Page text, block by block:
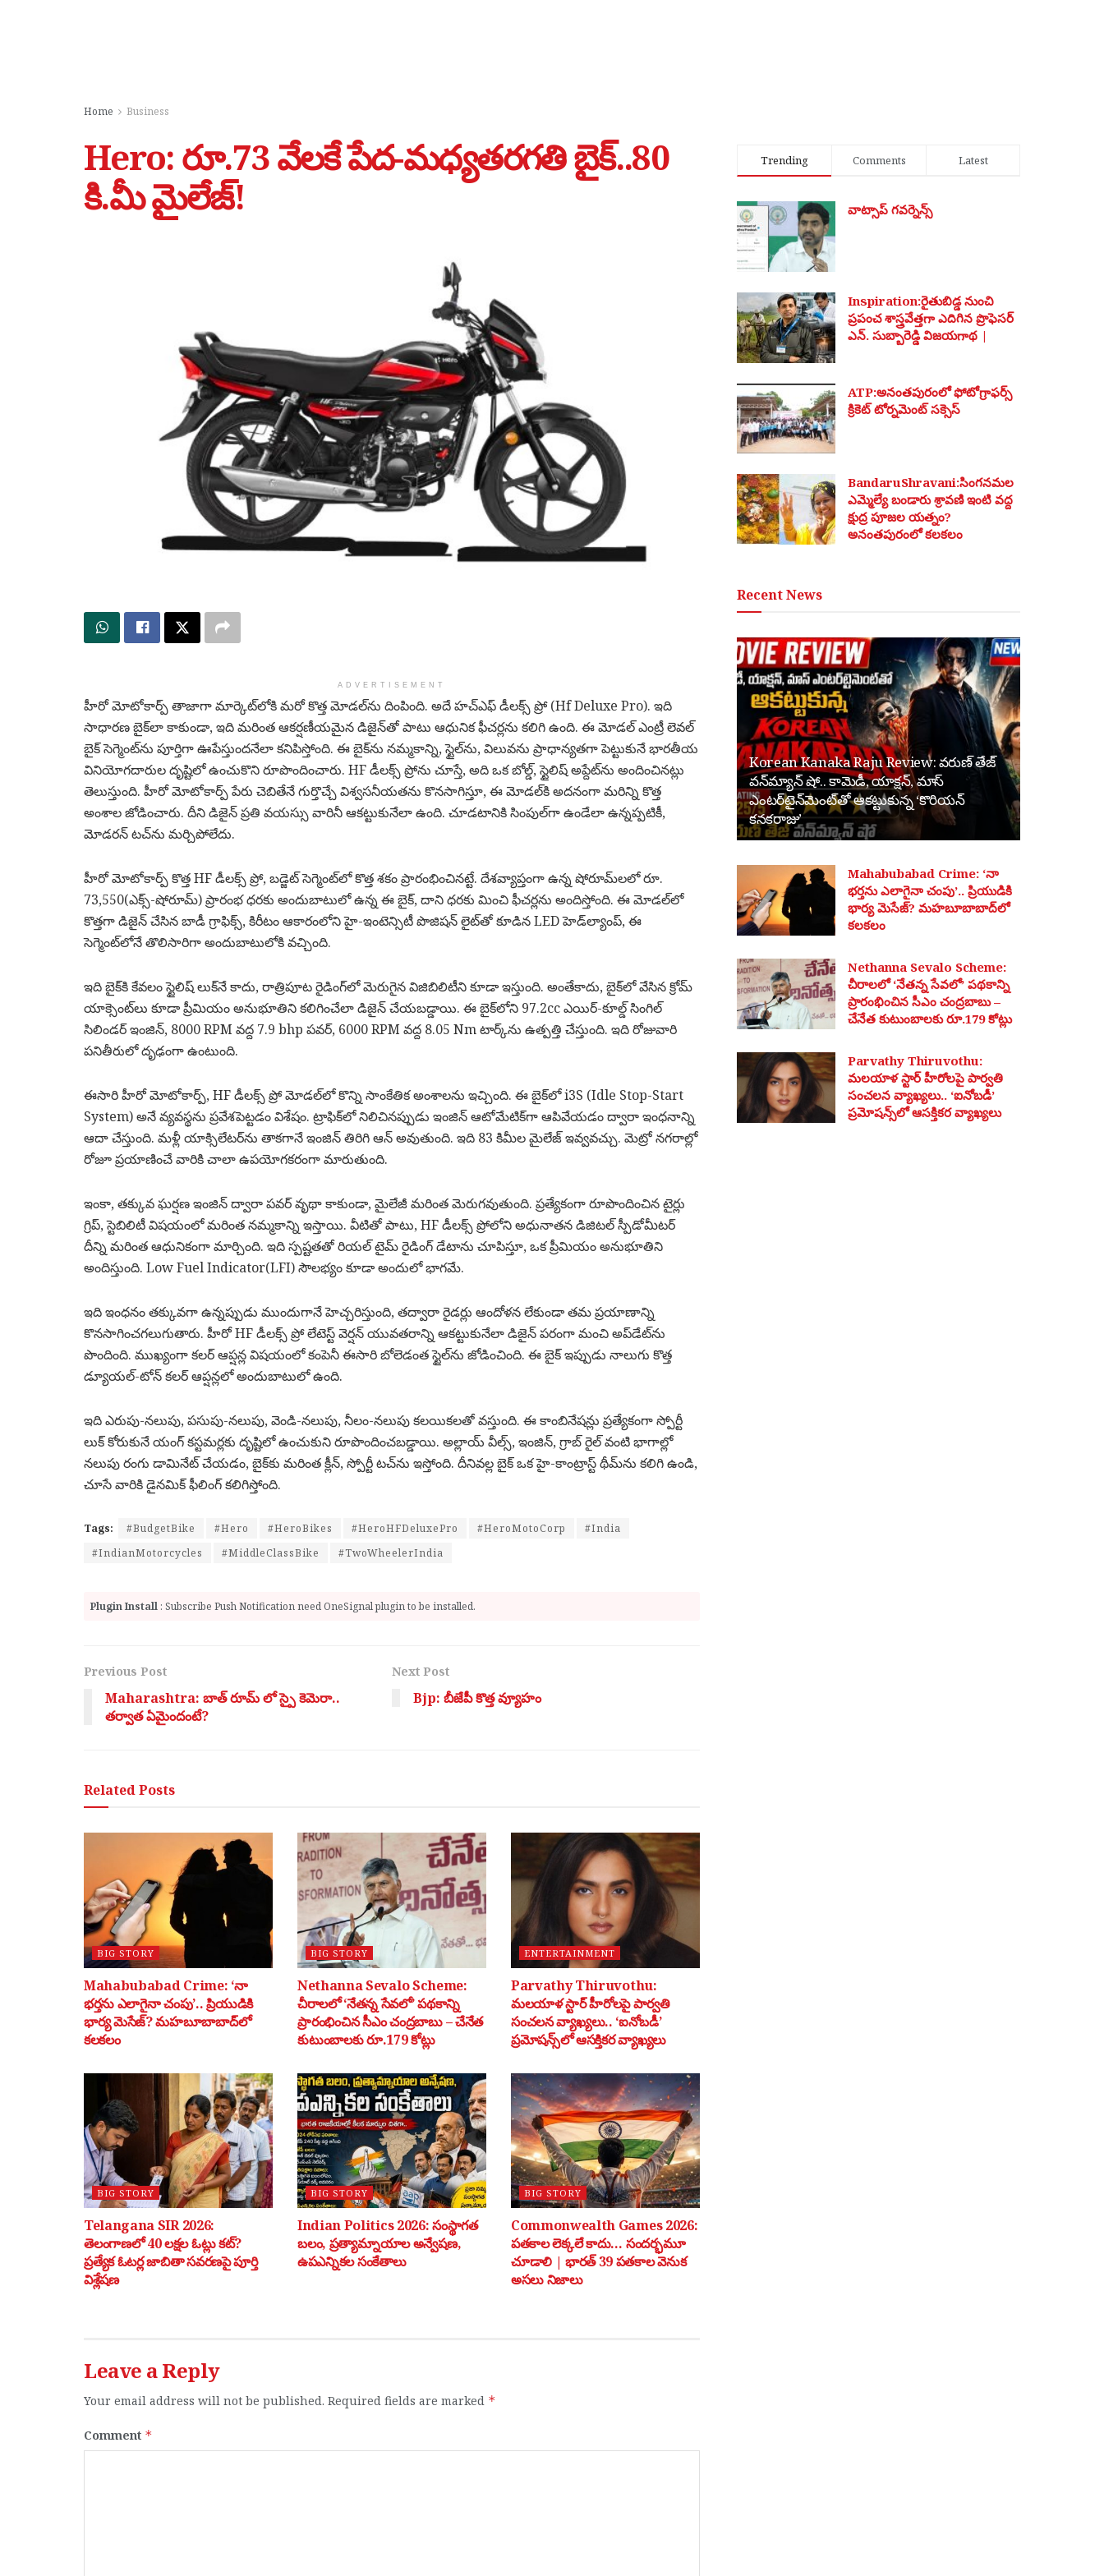
Home Business
Hero: రూ.73 వేలకే పేద-మధ్యతరగతి బైక్..80
కి.మీ మైలేజ్!
ADVERTISEMENT
హీరో మోటోకార్ప్ తాజాగా మార్కెట్‌లోకి మరో కొత్త మోడల్‌ను దింపింది. అదే హచ్‌ఎఫ్ డీలక్స్ ప్రో (Hf Deluxe Pro). ఇది
సాధారణ బైక్‌లా కాకుండా, ఇది మరింత ఆకర్షణీయమైన డిజైన్‌తో పాటు ఆధునిక ఫీచర్లను కలిగి ఉంది. ఈ మోడల్ ఎంట్రీ లెవల్
బైక్ సెగ్మెంట్‌ను పూర్తిగా ఊపేస్తుందనేలా కనిపిస్తోంది. ఈ బైక్‌ను నమ్మకాన్ని, స్టైల్‌ను, విలువను ప్రాధాన్యతగా పెట్టుకునే భారతీయ
వినియోగదారుల దృష్టిలో ఉంచుకొని రూపొందించారు. HF డీలక్స్ ప్రోను చూస్తే, అది ఒక బోల్డ్, స్టైలిష్ అప్దేట్‌ను అందించినట్లు
తెలుస్తుంది. హీరో మోటోకార్ప్ పేరు చెబితేనే గుర్తొచ్చే విశ్వసనీయతను కొనసాగిస్తూ, ఈ మోడల్‌కి అదనంగా మరిన్ని కొత్త
అంశాల జోడించారు. దీని డిజైన్ ప్రతి వయస్సు వారినీ ఆకట్టుకునేలా ఉంది. చూడటానికి సింపుల్‌గా ఉండేలా ఉన్నప్పటికీ,
మోడరన్ టచ్‌ను మర్చిపోలేదు.
హీరో మోటోకార్ప్ కొత్త HF డీలక్స్ ప్రో, బడ్జెట్‌ సెగ్మెంట్‌లో కొత్త శకం ప్రారంభించినట్టే. దేశవ్యాప్తంగా ఉన్న షోరూమ్‌లలో రూ.
73,550(ఎక్స్-షోరూమ్) ప్రారంభ ధరకు అందుబాటులో ఉన్న ఈ బైక్, దాని ధరకు మించి ఫీచర్లను అందిస్తోంది. ఈ మోడల్‌లో
కొత్తగా డిజైన్ చేసిన బాడీ గ్రాఫిక్స్, కిరీటం ఆకారంలోని హై-ఇంటెన్సిటీ పొజిషన్ లైట్‌‌తో కూడిన LED హెడ్‌ల్యాంప్, ఈ
సెగ్మెంట్‌లోనే తొలిసారిగా అందుబాటులోకి వచ్చింది.
ఇది బైక్‌కి కేవలం స్టైలిష్ లుక్‌నే కాదు, రాత్రిపూట రైడింగ్‌లో మెరుగైన విజిబిలిటీని కూడా ఇస్తుంది. అంతేకాదు, బైక్‌లో వేసిన క్రోమ్
యాక్సెంట్‌లు కూడా ప్రీమియం అనుభూతిని కలిగించేలా డిజైన్ చేయబడ్డాయి. ఈ బైక్‌లోని 97.2cc ఎయిర్-కూల్డ్ సింగిల్
సిలిండర్ ఇంజిన్, 8000 RPM వద్ద 7.9 bhp పవర్, 6000 RPM వద్ద 8.05 Nm టార్క్‌‌ను ఉత్పత్తి చేస్తుంది. ఇది రోజువారి
పనితీరులో దృఢంగా ఉంటుంది.
ఈసారి హీరో మోటోకార్ప్, HF డీలక్స్ ప్రో మోడల్‌లో కొన్ని సాంకేతిక అంశాలను ఇచ్చింది. ఈ బైక్‌లో i3S (Idle Stop-Start
System) అనే వ్యవస్థను ప్రవేశపెట్టడం విశేషం. ట్రాఫిక్‌లో నిలిచినప్పుడు ఇంజిన్ ఆటోమేటిక్‌గా ఆపివేయడం ద్వారా ఇంధనాన్ని
ఆదా చేస్తుంది. మళ్లీ యాక్సిలేటర్‌ను తాకగానే ఇంజిన్ తిరిగి ఆన్ అవుతుంది. ఇది 83 కిమీల మైలేజ్ ఇవ్వవచ్చు. మెట్రో నగరాల్లో
రోజూ ప్రయాణించే వారికి చాలా ఉపయోగకరంగా మారుతుంది.
ఇంకా, తక్కువ ఘర్షణ ఇంజిన్ ద్వారా పవర్ వృథా కాకుండా, మైలేజీ మరింత మెరుగవుతుంది. ప్రత్యేకంగా రూపొందించిన టైర్లు
గ్రిప్, స్టెబిలిటీ విషయంలో మరింత నమ్మకాన్ని ఇస్తాయి. వీటితో పాటు, HF డీలక్స్ ప్రోలోని అధునాతన డిజిటల్ స్పీడోమీటర్
దీన్ని మరింత ఆధునికంగా మార్చింది. ఇది స్పష్టతతో రియల్ టైమ్ రైడింగ్ డేటాను చూపిస్తూ, ఒక ప్రీమియం అనుభూతిని
అందిస్తుంది. Low Fuel Indicator(LFI) సౌలభ్యం కూడా అందులో భాగమే.
ఇది ఇంధనం తక్కువగా ఉన్నప్పుడు ముందుగానే హెచ్చరిస్తుంది, తద్వారా రైడర్లు ఆందోళన లేకుండా తమ ప్రయాణాన్ని
కొనసాగించగలుగుతారు. హీరో HF డీలక్స్ ప్రో లేటెస్ట్ వెర్షన్ యువతరాన్ని ఆకట్టుకునేలా డిజైన్ పరంగా మంచి అప్‌డేట్‌ను
పొందింది. ముఖ్యంగా కలర్ ఆప్షన్ల విషయంలో కంపెనీ ఈసారి బోలెడంత స్టైల్‌ను జోడించింది. ఈ బైక్ ఇప్పుడు నాలుగు కొత్త
డ్యూయల్-టోన్ కలర్ ఆప్షన్లలో అందుబాటులో ఉంది.
ఇది ఎరుపు-నలుపు, పసుపు-నలుపు, వెండి-నలుపు, నీలం-నలుపు కలయికలతో వస్తుంది. ఈ కాంబినేషన్లు ప్రత్యేకంగా స్పోర్టీ
లుక్ కోరుకునే యంగ్ కస్టమర్లకు దృష్టిలో ఉంచుకుని రూపొందించబడ్డాయి. అల్లాయ్ వీల్స్, ఇంజిన్, గ్రాబ్ రైల్ వంటి భాగాల్లో
నలుపు రంగు డామినేట్ చేయడం, బైక్‌కు మరింత క్లీన్, స్పోర్టీ టచ్‌ను ఇస్తోంది. దీనివల్ల బైక్ ఒక హై-కాంట్రాస్ట్ థీమ్‌ను కలిగి ఉండి,
చూసే వారికి డైనమిక్ ఫీలింగ్ కలిగిస్తోంది.
Tags: #BudgetBike #Hero #HeroBikes #HeroHFDeluxePro #HeroMotoCorp
#India
#IndianMotorcycles
#MiddleClassBike #TwoWheelerIndia
Plugin Install : Subscribe Push Notification need OneSignal plugin to be installed.
Previous Post
Maharashtra: బాత్ రూమ్ లో స్పై కెమెరా..
తర్వాత ఏమైందంటే?
Next Post
Bjp: బీజేపీ కొత్త వ్యూహం
RelatedPosts
BIG STORY
Mahabubabad Crime: ‘నా
భర్తను ఎలాగైనా చంపు’.. ప్రియుడికి
భార్య మెసేజ్? మహబూబాబాద్‌లో
కలకలం
BIG STORY
Nethanna Sevalo Scheme:
చీరాలలో ‘నేతన్న సేవలో’ పథకాన్ని
ప్రారంభించిన సీఎం చంద్రబాబు – చేనేత
కుటుంబాలకు రూ.179 కోట్లు
ENTERTAINMENT
Parvathy Thiruvothu:
మలయాళ స్టార్ హీరోలపై పార్వతి
సంచలన వ్యాఖ్యలు.. ‘ఐనోబడీ’
ప్రమోషన్స్‌లో ఆసక్తికర వ్యాఖ్యలు
BIG STORY
Telangana SIR 2026:
తెలంగాణలో 40 లక్షల ఓట్లు కట్?
ప్రత్యేక ఓటర్ల జాబితా సవరణపై పూర్తి
విశ్లేషణ
BIG STORY
Indian Politics 2026: సంస్థాగత
బలం, ప్రత్యామ్నాయాల అన్వేషణ,
ఉపఎన్నికల సంకేతాలు
BIG STORY
Commonwealth Games 2026:
పతకాల లెక్కలే కాదు… సందర్భమూ
చూడాలి | భారత్ 39 పతకాల వెనుక
అసలు నిజాలు
Leave a Reply
Your email address will not be published. Required fields are marked *
Comment *
Trending Comments Latest
వాట్సాప్ గవర్నెన్స్
Inspiration:రైతుబిడ్డ నుంచి
ప్రపంచ శాస్త్రవేత్తగా ఎదిగిన ప్రొఫెసర్
ఎన్. సుబ్బారెడ్డి విజయగాథ |
ATP:అనంతపురంలో ఫోటోగ్రాఫర్స్
క్రికెట్ టోర్నమెంట్ సక్సెస్
BandaruShravani:సింగనమల
ఎమ్మెల్యే బండారు శ్రావణి ఇంటి వద్ద
క్షుద్ర పూజల యత్నం?
అనంతపురంలో కలకలం
Recent News
Korean Kanaka Raju Review: వరుణ్ తేజ్
వన్‌మ్యాన్ షో.. కామెడీ, యాక్షన్, మాస్
ఎంటర్‌టైన్‌మెంట్‌తో ఆకట్టుకున్న ‘కొరియన్
కనకరాజు’
Mahabubabad Crime: ‘నా
భర్తను ఎలాగైనా చంపు’.. ప్రియుడికి
భార్య మెసేజ్? మహబూబాబాద్‌లో
కలకలం
Nethanna Sevalo Scheme:
చీరాలలో ‘నేతన్న సేవలో’ పథకాన్ని
ప్రారంభించిన సీఎం చంద్రబాబు –
చేనేత కుటుంబాలకు రూ.179 కోట్లు
Parvathy Thiruvothu:
మలయాళ స్టార్ హీరోలపై పార్వతి
సంచలన వ్యాఖ్యలు.. ‘ఐనోబడీ’
ప్రమోషన్స్‌లో ఆసక్తికర వ్యాఖ్యలు